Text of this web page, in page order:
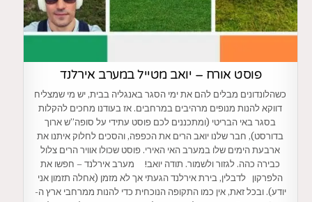
פוסט אורח – יואב מטייל במערב אירלנד
כשהלונדונים מבלים להם את ימי הסגר באנגליה בבית, יש מי שמצליח
דווקא להנות מנופים מרהיבים במרחבים. אז בעודנו מחכים להקלות
בסגר באי הבריטי (ומתכננים לכם פוסט עתידי על סופה”ש ארוך
בדורסט), חבר שלנו יואב הרים את הכפפה, והסכים לחלוק איתנו את
ארבעת הימים שלו במערב האי האירי. פוסט שכולו אוויר הרים צלול
כבירה כהה. לגזור ולשמור. תודה יואב! מערב אירלנד – חפשו את
הלפרקון לדבלין, בירת אירלנד הגעתי אך לא מזמן (אחלה תזמון אני
יודע). ובכל זאת, אין כמו התקופה הנוכחית כדי להנות ממרחבי ארץ ה-